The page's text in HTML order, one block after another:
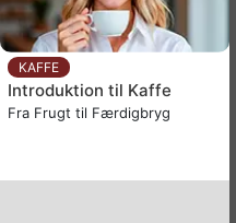
KAFFE
Introduktion til Kaffe
Fra Frugt til Færdigbryg